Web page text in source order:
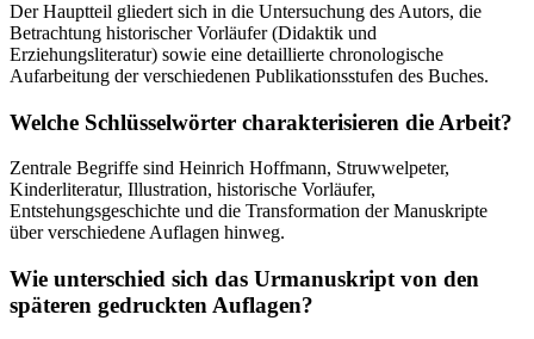
Der Hauptteil gliedert sich in die Untersuchung des Autors, die
Betrachtung historischer Vorläufer (Didaktik und
Erziehungsliteratur) sowie eine detaillierte chronologische
Aufarbeitung der verschiedenen Publikationsstufen des Buches.
Welche Schlüsselwörter charakterisieren die Arbeit?
Zentrale Begriffe sind Heinrich Hoffmann, Struwwelpeter,
Kinderliteratur, Illustration, historische Vorläufer,
Entstehungsgeschichte und die Transformation der Manuskripte
über verschiedene Auflagen hinweg.
Wie unterschied sich das Urmanuskript von den
späteren gedruckten Auflagen?